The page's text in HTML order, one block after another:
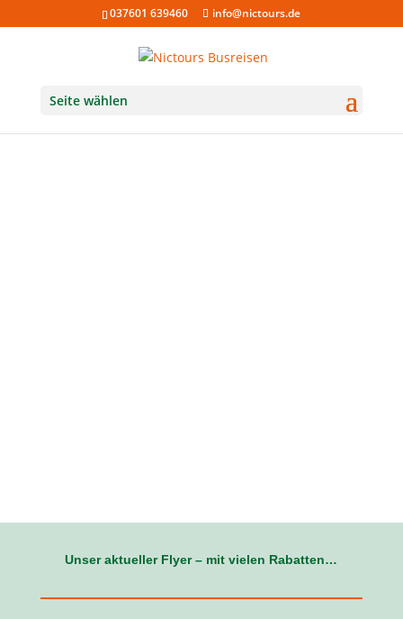
037601 639460 info@nictours.de
Seite wählen
Unser aktueller Flyer – mit vielen Rabatten…